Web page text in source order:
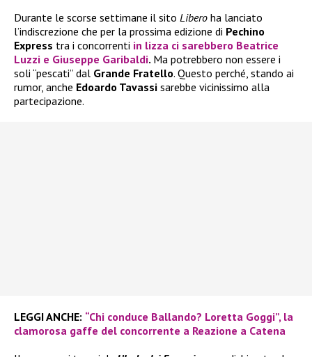
Durante le scorse settimane il sito Libero ha lanciato
l’indiscrezione che per la prossima edizione di Pechino
Express tra i concorrenti in lizza ci sarebbero Beatrice
Luzzi e Giuseppe Garibaldi. Ma potrebbero non essere i
soli “pescati” dal Grande Fratello. Questo perché, stando ai
rumor, anche Edoardo Tavassi sarebbe vicinissimo alla
partecipazione.
LEGGI ANCHE: “Chi conduce Ballando? Loretta Goggi”, la
clamorosa gaffe del concorrente a Reazione a Catena